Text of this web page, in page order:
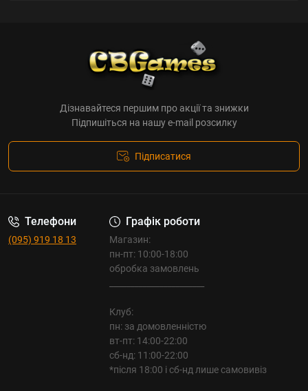
Дізнавайтеся першим про акції та знижки
Підпишіться на нашу e-mail розсилку
Підписатися
Телефони
(095) 919 18 13
Графік роботи
Магазин:
пн-пт: 10:00-18:00
обробка замовлень
Клуб:
пн: за домовленністю
вт-пт: 14:00-22:00
сб-нд: 11:00-22:00
*після 18:00 і сб-нд лише самовивіз